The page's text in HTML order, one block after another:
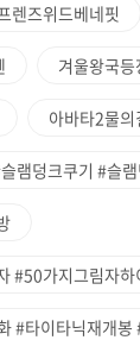
렌즈위드베네핏
겨울왕국등
아바타2물
램덩크쿠기 #슬
#50가지그림
#타이타닉재개